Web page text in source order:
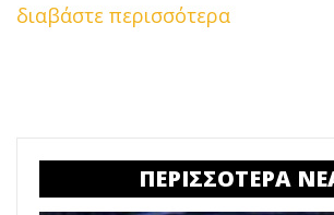
διαβάστε περισσότερα
ΠΕΡΙΣΣΟΤΕΡΑ